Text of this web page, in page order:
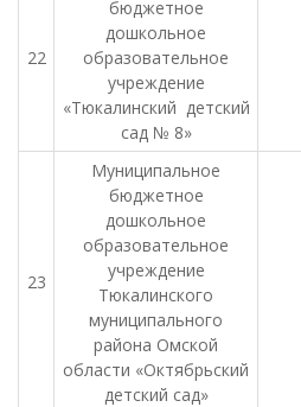
22
бюджетное
дошкольное
образовательное
учреждение
«Тюкалинский детский
сад № 8»
23
Муниципальное
бюджетное
дошкольное
образовательное
учреждение
Тюкалинского
муниципального
района Омской
области «Октябрьский
детский сад»